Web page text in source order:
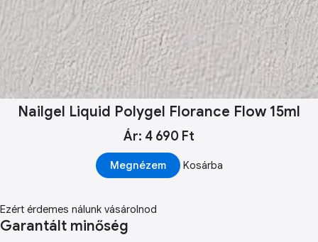
Nailgel Liquid Polygel Florance Flow 15ml
Ár: 4 690 Ft
Megnézem Kosárba
Ezért érdemes nálunk vásárolnod
Garantált minőség